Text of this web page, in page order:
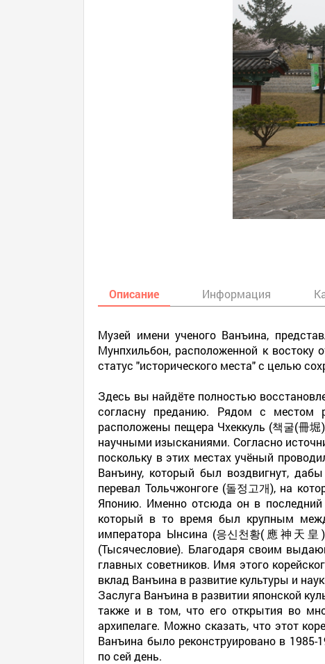
Описание Информация
Музей имени ученого Ванъина,
Мунпхильбон, расположенной к
статус "исторического места" с целью
Здесь вы найдёте полностью
согласну преданию. Рядом с местом
расположены пещера Чхеккуль (책굴(冊
научными изысканиями. Согласно
поскольку в этих местах учёный
Ванъину, который был воздвигнут,
перевал Тольчжонгоге (돌정고개), на
Японию. Именно отсюда он в
который в то время был крупным
императора Ынсина (응신천황(應神天
(Тысячесловие). Благодаря своим
главных советников. Имя этого
вклад Ванъина в развитие культуры и
Заслуга Ванъина в развитии японской
также и в том, что его открытия во
архипелаге. Можно сказать, что этот
Ванъина было реконструировано в 1985-
по сей день.